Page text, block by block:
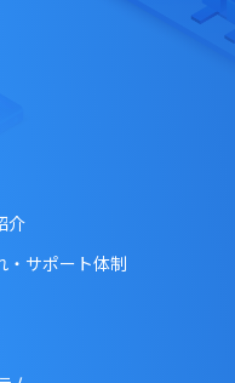
介
・サポート体制